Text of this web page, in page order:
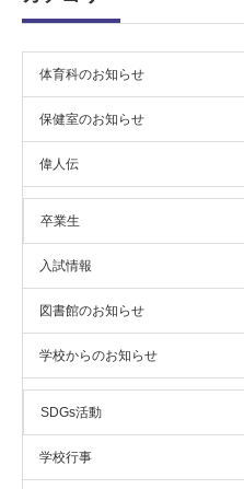
体育科のお知らせ
保健室のお知らせ
偉人伝
卒業生
入試情報
図書館のお知らせ
学校からのお知らせ
SDGs活動
学校行事